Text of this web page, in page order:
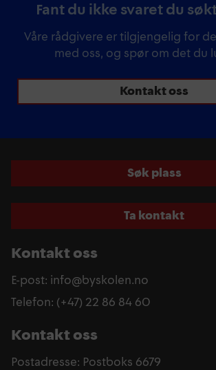
Fant du ikke svaret du
Våre rådgivere er tilgjengelig for
med oss, og spør om det du
Kontakt oss
Søk plass
Ta kontakt
Kontakt oss
E-post: info@byskolen.no
Telefon: (+47) 22 86 84 60
Kontakt oss
Postadresse: Postboks 6679